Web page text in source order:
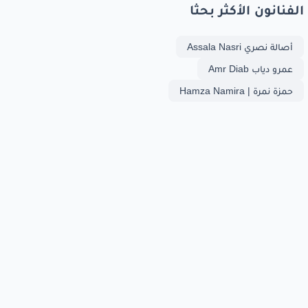
الفنانون الأكثر بحثا
أصالة نصري Assala Nasri
عمرو دياب Amr Diab
حمزة نمرة | Hamza Namira